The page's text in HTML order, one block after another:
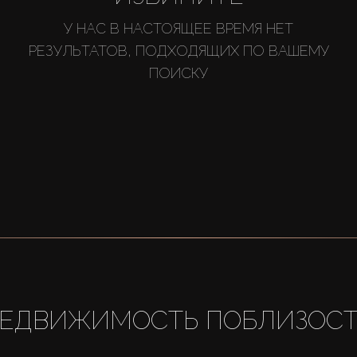
У НАС В НАСТОЯЩЕЕ ВРЕМЯ НЕТ
РЕЗУЛЬТАТОВ, ПОДХОДЯЩИХ ПО ВАШЕМУ
ПОИСКУ